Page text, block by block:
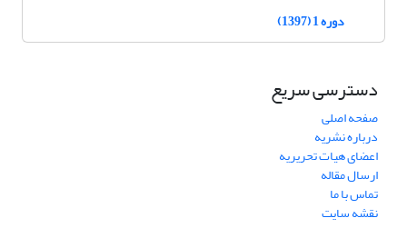
دوره 1 (1397)
دسترسی سریع
صفحه اصلی
درباره نشریه
اعضای هیات تحریریه
ارسال مقاله
تماس با ما
نقشه سایت